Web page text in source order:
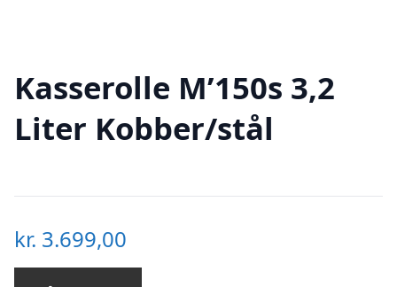
Kasserolle M’150s 3,2
Liter Kobber/stål
kr. 3.699,00